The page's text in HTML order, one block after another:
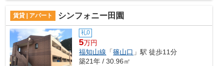
賃貸 | アパート シンフォニー田園
礼0
5万円
福知山線 「篠山口 」駅 徒歩11分
築21年 / 30.96㎡